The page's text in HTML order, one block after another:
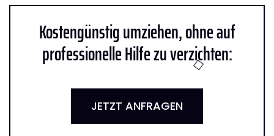
Kostengünstig umziehen, ohne auf
professionelle Hilfe zu verzichten:
JETZT ANFRAGEN